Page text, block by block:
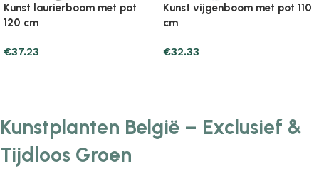
Kunst laurierboom met pot
120 cm
€37.23
Kunst vijgenboom met pot 110
cm
€32.33
Kunstplanten België – Exclusief &
Tijdloos Groen